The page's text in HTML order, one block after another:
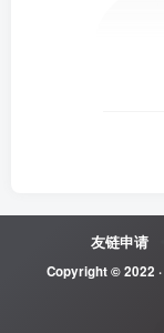
友链申请
Copyright © 2022 ·